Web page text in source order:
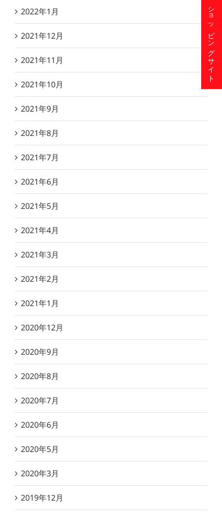
2022年1月
2021年12月
2021年11月
2021年10月
2021年9月
2021年8月
2021年7月
2021年6月
2021年5月
2021年4月
2021年3月
2021年2月
2021年1月
2020年12月
2020年9月
2020年8月
2020年7月
2020年6月
2020年5月
2020年3月
2019年12月
ショッピングサイト